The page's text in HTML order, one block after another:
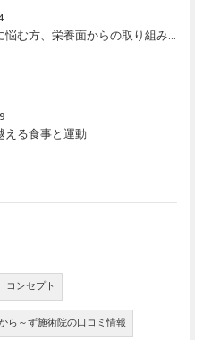
関節の痛みに悩む方、栄養面からの取り組みも重要ですよ！
える食事と運動
コンセプト
ら～ず施術院の口コミ情報